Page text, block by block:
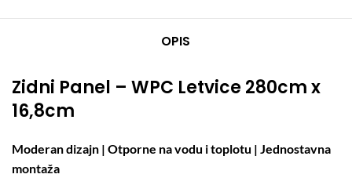
OPIS
Zidni Panel – WPC Letvice 280cm x
16,8cm
Moderan dizajn | Otporne na vodu i toplotu | Jednostavna
montaža